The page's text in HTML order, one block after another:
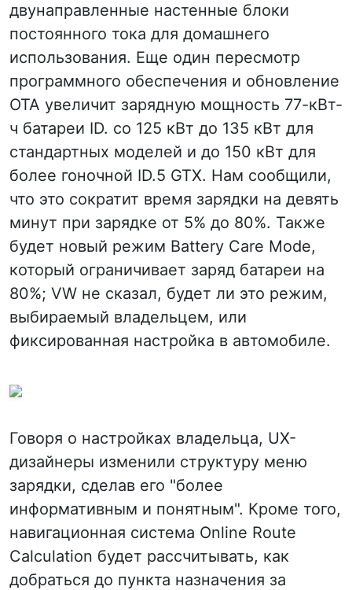
двунаправленные настенные блоки
постоянного тока для домашнего
использования. Еще один пересмотр
программного обеспечения и обновление
OTA увеличит зарядную мощность 77-кВт-
ч батареи ID. со 125 кВт до 135 кВт для
стандартных моделей и до 150 кВт для
более гоночной ID.5 GTX. Нам сообщили,
что это сократит время зарядки на девять
минут при зарядке от 5% до 80%. Также
будет новый режим Battery Care Mode,
который ограничивает заряд батареи на
80%; VW не сказал, будет ли это режим,
выбираемый владельцем, или
фиксированная настройка в автомобиле.
Говоря о настройках владельца, UX-
дизайнеры изменили структуру меню
зарядки, сделав его "более
информативным и понятным". Кроме того,
навигационная система Online Route
Calculation будет рассчитывать, как
добраться до пункта назначения за